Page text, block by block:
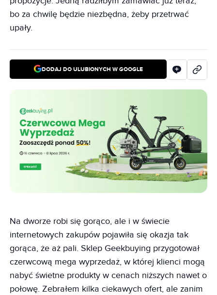
bo za chwilę będzie niezbędna, żeby przetrwać
upały.
DODAJ DO ULUBIONYCH W GOOGLE
Na dworze robi się gorąco, ale i w świecie
internetowych zakupów pojawiła się okazja tak
gorąca, że aż pali. Sklep Geekbuying przygotował
czerwcową mega wyprzedaż, w której klienci mogą
nabyć świetne produkty w cenach niższych nawet o
połowę. Zebrałem kilka ciekawych ofert, ale zanim